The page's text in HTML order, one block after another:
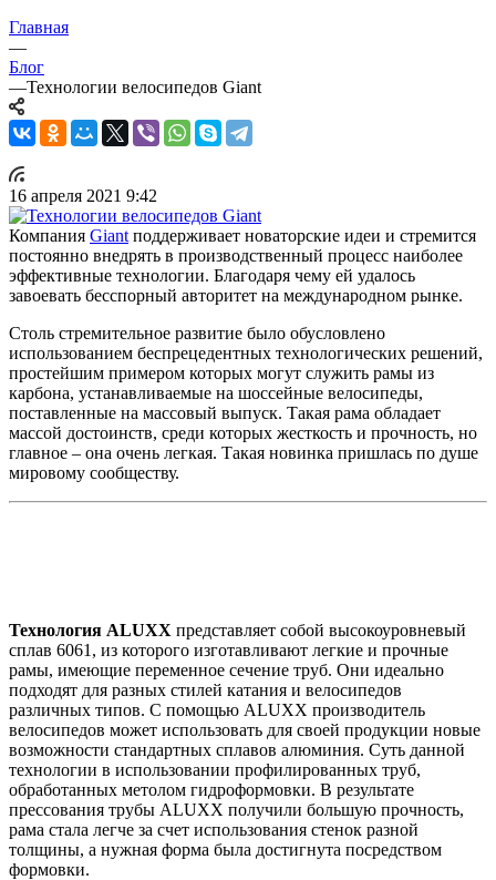
Главная
—
Блог
—Технологии велосипедов Giant
16 апреля 2021 9:42
Компания Giant поддерживает новаторские идеи и стремится
постоянно внедрять в производственный процесс наиболее
эффективные технологии. Благодаря чему ей удалось
завоевать бесспорный авторитет на международном рынке.
Столь стремительное развитие было обусловлено
использованием беспрецедентных технологических решений,
простейшим примером которых могут служить рамы из
карбона, устанавливаемые на шоссейные велосипеды,
поставленные на массовый выпуск. Такая рама обладает
массой достоинств, среди которых жесткость и прочность, но
главное – она очень легкая. Такая новинка пришлась по душе
мировому сообществу.
Технология ALUXX представляет собой высокоуровневый
сплав 6061, из которого изготавливают легкие и прочные
рамы, имеющие переменное сечение труб. Они идеально
подходят для разных стилей катания и велосипедов
различных типов. С помощью ALUXX производитель
велосипедов может использовать для своей продукции новые
возможности стандартных сплавов алюминия. Суть данной
технологии в использовании профилированных труб,
обработанных метолом гидроформовки. В результате
прессования трубы ALUXX получили большую прочность,
рама стала легче за счет использования стенок разной
толщины, а нужная форма была достигнута посредством
формовки.